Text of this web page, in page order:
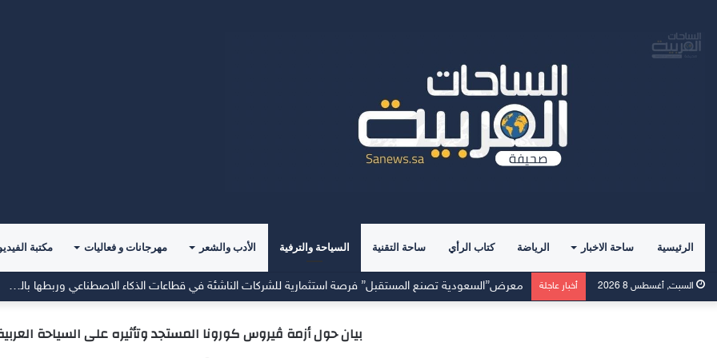
الرئيسية ساحة الاخبار الرياضة كتاب الرأي ساحة التقنية السياحة والترفية الأدب والشعر مهرجانات و فعاليات مكتبة
السبت, أغسطس 8 2026 أخبار عاجلة معرض”السعودية تصنع المستقبل” فرصة استثمارية للشركات الناشئة في قطاعات الذكاء الاصطناعي وربطها بالشركات العالمية
بيان حول أزمة ڤيروس كورونا المستجد وتأثيره على السياحة